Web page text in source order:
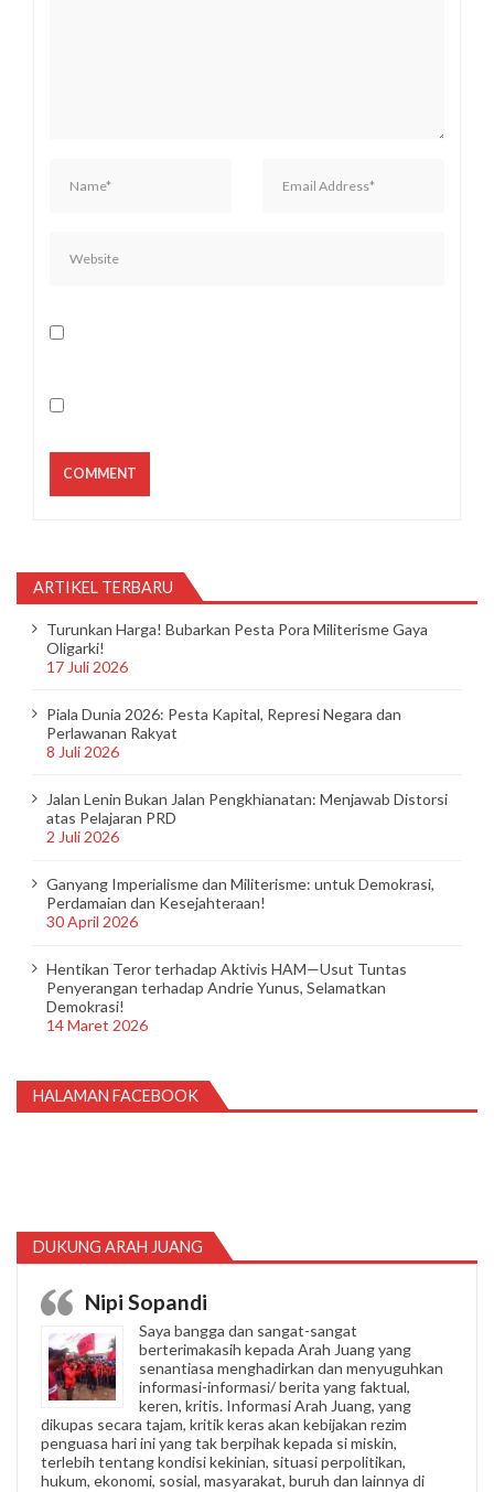
ARTIKEL TERBARU
Turunkan Harga! Bubarkan Pesta Pora Militerisme Gaya
Oligarki!
17 Juli 2026
Piala Dunia 2026: Pesta Kapital, Represi Negara dan
Perlawanan Rakyat
8 Juli 2026
Jalan Lenin Bukan Jalan Pengkhianatan: Menjawab Distorsi
atas Pelajaran PRD
2 Juli 2026
Ganyang Imperialisme dan Militerisme: untuk Demokrasi,
Perdamaian dan Kesejahteraan!
30 April 2026
Hentikan Teror terhadap Aktivis HAM—Usut Tuntas
Penyerangan terhadap Andrie Yunus, Selamatkan
Demokrasi!
14 Maret 2026
HALAMAN FACEBOOK
DUKUNG ARAH JUANG
Nipi Sopandi
Saya bangga dan sangat-sangat
berterimakasih kepada Arah Juang yang
senantiasa menghadirkan dan menyuguhkan
informasi-informasi/ berita yang faktual,
keren, kritis. Informasi Arah Juang, yang
dikupas secara tajam, kritik keras akan kebijakan rezim
penguasa hari ini yang tak berpihak kepada si miskin,
terlebih tentang kondisi kekinian, situasi perpolitikan,
hukum, ekonomi, sosial, masyarakat, buruh dan lainnya di